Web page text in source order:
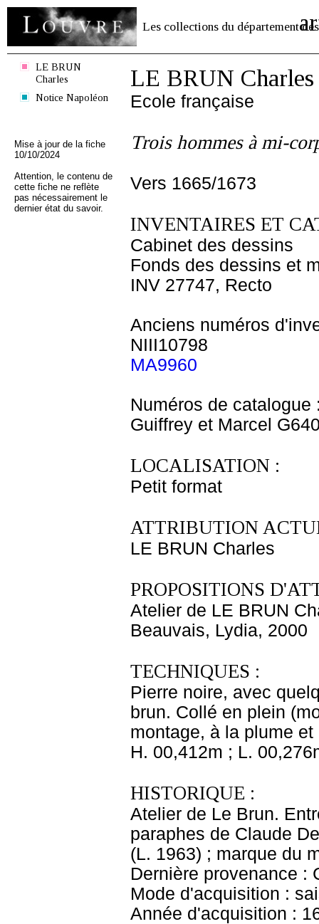
Les collections du département des
LE BRUN
Charles
Notice Napoléon
Mise à jour de la fiche
10/10/2024
Attention, le contenu de
cette fiche ne reflète
pas nécessairement le
dernier état du savoir.
LE BRUN Charles
Ecole française
Trois hommes à mi-
Vers 1665/1673
INVENTAIRES ET
Cabinet des dessins
Fonds des dessins et
INV 27747, Recto
Anciens numéros
NIII10798
MA9960
Numéros de catalogue
Guiffrey et Marcel
LOCALISATION :
Petit format
ATTRIBUTION
LE BRUN Charles
PROPOSITIONS
Atelier de LE BRUN
Beauvais, Lydia, 2000
TECHNIQUES :
Pierre noire, avec
brun. Collé en plein
montage, à la plume
H. 00,412m ; L.
HISTORIQUE :
Atelier de Le Brun.
paraphes de Claude
(L. 1963) ; marque du
Dernière provenance :
Mode d'acquisition :
Année d'acquisition :